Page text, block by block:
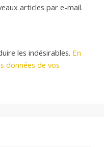
articles par e-mail.
les indésirables. En
données de vos